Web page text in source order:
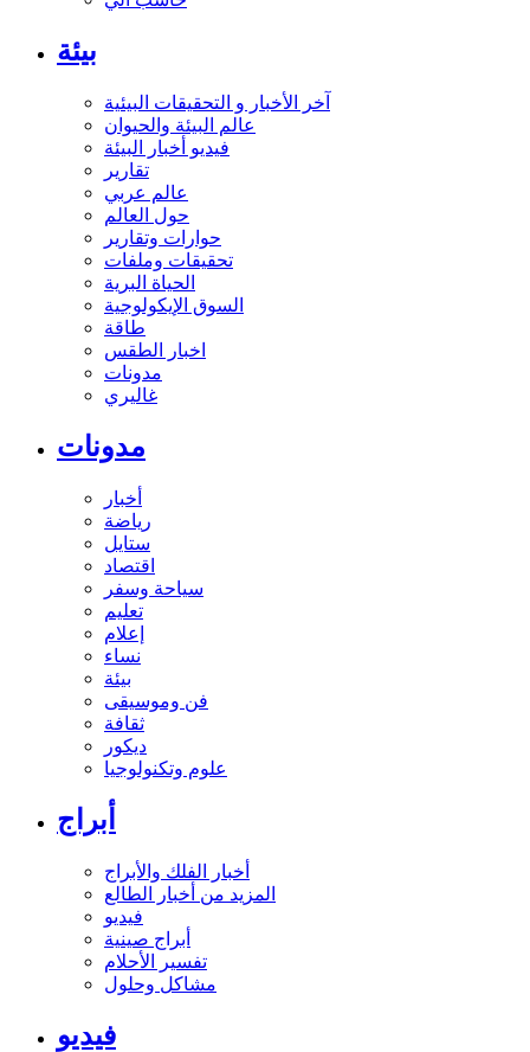
بيئة
آخر الأخبار و التحقيقات البيئية
عالم البيئة والحيوان
فيديو أخبار البيئة
تقارير
عالم عربي
حول العالم
حوارات وتقارير
تحقيقات وملفات
الحياة البرية
السوق الإيكولوجية
طاقة
اخبار الطقس
مدونات
غاليري
مدونات
أخبار
رياضة
ستايل
اقتصاد
سياحة وسفر
تعليم
إعلام
نساء
بيئة
فن وموسيقى
ثقافة
ديكور
علوم وتكنولوجيا
أبراج
أخبار الفلك والأبراج
المزيد من أخبار الطالع
فيديو
أبراج صينية
تفسير الأحلام
مشاكل وحلول
فيديو